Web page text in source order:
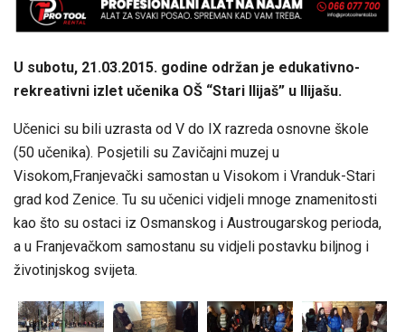
U subotu, 21.03.2015. godine održan je edukativno-
rekreativni izlet učenika OŠ “Stari Ilijaš” u Ilijašu.
Učenici su bili uzrasta od V do IX razreda osnovne škole
(50 učenika). Posjetili su Zavičajni muzej u
Visokom,Franjevački samostan u Visokom i Vranduk-Stari
grad kod Zenice. Tu su učenici vidjeli mnoge znamenitosti
kao što su ostaci iz Osmanskog i Austrougarskog perioda,
a u Franjevačkom samostanu su vidjeli postavku biljnog i
životinjskog svijeta.